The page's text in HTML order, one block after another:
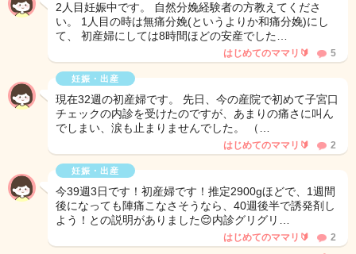
2人目妊娠中です。 自然分娩経験者の方教えてくださ
い。 1人目の時は無痛分娩(というよりか和痛分娩)にし
て、 初産婦にしては8時間ほどの安産でした…
はじめてのママリ🔰 5
妊娠・出産
現在32週の初産婦です。 先日、今の産院で初めて子宮口
チェックの内診を受けたのですが、あまりの痛さに叫ん
でしまい、涙も止まりませんでした。 （…
はじめてのママリ🔰 2
妊娠・出産
今39週3日です！初産婦です！推定2900gほどで、1週間
後になっても陣痛こなさそうなら、40週後半で誘発剤し
よう！との説明がありました😌内診グリグリ…
はじめてのママリ🔰 2